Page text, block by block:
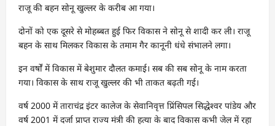
राजू की बहन सोनू खुल्लर के करीब आ गया।
दोनों को एक दूसरे से मोहब्बत हुई फिर विकास ने सोनू से शादी कर ली। राजू
बहन के साथ मिलकर विकास के तमाम गैर कानूनी धंधे संभालने लगा।
इन वर्षों में विकास में बेशुमार दौलत कमाई। सब की सब सोनू के नाम करता
गया। विकास के साथ राजू खुल्लर की भी ताकत बढ़ती गई।
वर्ष 2000 में ताराचंद्र इंटर कालेज के सेवानिवृत्त प्रिंसिपल सिद्धेश्वर पांडेय और
वर्ष 2001 में दर्जा प्राप्त राज्य मंत्री की हत्या के बाद विकास कभी जेल में रहा